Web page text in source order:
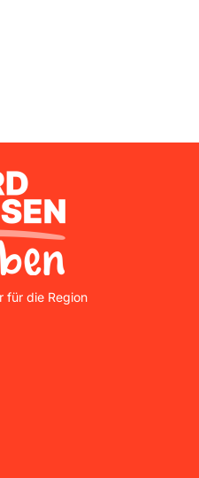
für die Region